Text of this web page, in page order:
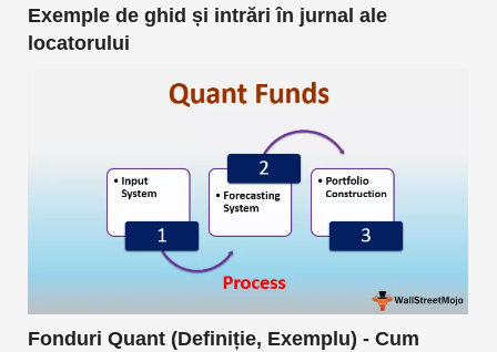
Exemple de ghid și intrări în jurnal ale
locatorului
Fonduri Quant (Definiție, Exemplu) - Cum